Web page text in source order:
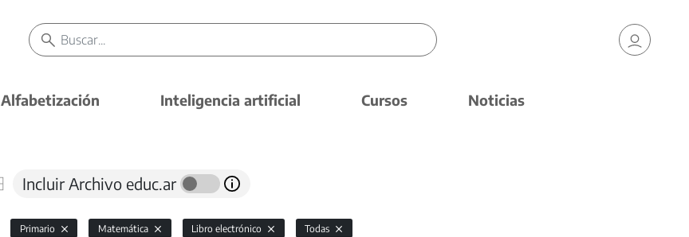
Alfabetización Inteligencia artificial Cursos Noticias
Incluir Archivo educ.ar
Primario Matemática Libro electrónico Todas